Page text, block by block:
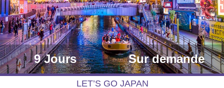
9 Jours Sur demande
LET’S GO JAPAN